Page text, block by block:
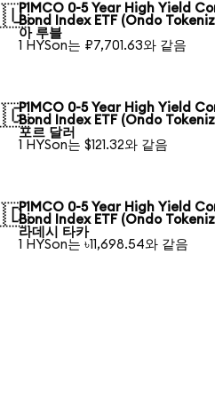
PIMCO 0-5 Year High Yield
Bond Index ETF (Ondo
아 루블
1 HYSon는 ₽7,701.63와 같음
PIMCO 0-5 Year High Yield
Bond Index ETF (Ondo
포르 달러
1 HYSon는 $121.32와 같음
PIMCO 0-5 Year High Yield
Bond Index ETF (Ondo
라데시 타카
1 HYSon는 ৳11,698.54와 같음